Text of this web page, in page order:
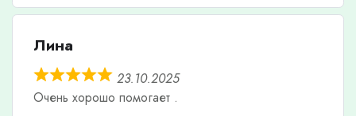
Лина
23.10.2025
Очень хорошо помогает .